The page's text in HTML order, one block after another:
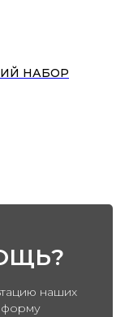
НАБОР
наших
форму